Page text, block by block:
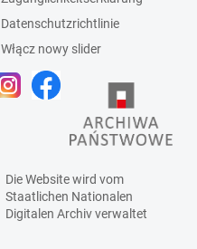
Datenschutzrichtlinie
Włącz nowy slider
Die Website wird vom
Staatlichen Nationalen
Digitalen Archivverwaltet